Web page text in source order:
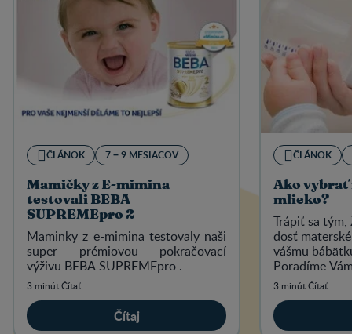
ČLÁNOK 7 − 9 MESIACOV
Mamičky z E-mimina
testovali BEBA
SUPREMEpro 2
Maminky z e-mimina testovaly naši
super prémiovou pokračovací
výživu BEBA SUPREMEpro .
3 minút Čítať
Čítaj
ČLÁNOK
Ako vybrať
mlieko?
Trápiť sa tým,
dosť
vášmu
Poradíme
mlieko.
3 minút Čítať